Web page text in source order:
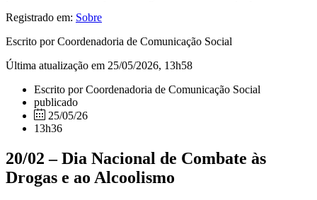
Registrado em: Sobre
Escrito por Coordenadoria de Comunicação Social
Última atualização em 25/05/2026, 13h58
Escrito por Coordenadoria de Comunicação Social
publicado
25/05/26
13h36
20/02 – Dia Nacional de Combate às
Drogas e ao Alcoolismo